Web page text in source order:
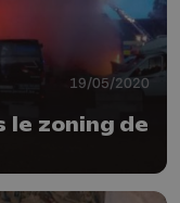
19/05/2020
le zoning de